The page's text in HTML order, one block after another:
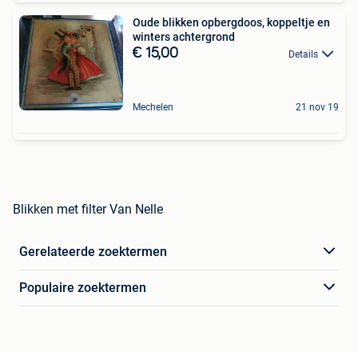
Oude blikken opbergdoos, koppeltje en
winters achtergrond
€ 15,00 Details
Mechelen 21 nov 19
Blikken met filter Van Nelle
Gerelateerde zoektermen
Populaire zoektermen